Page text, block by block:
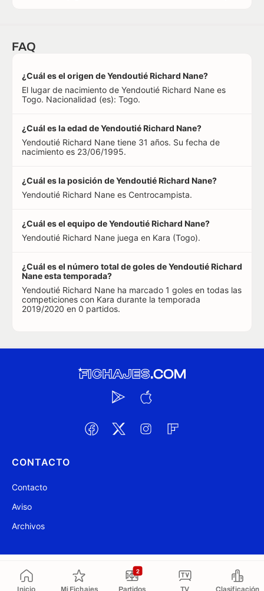
Inicio Mi Fichajes Partidos
2
TV Clasificación
FAQ
¿Cuál es el origen de Yendoutié Richard Nane?
El lugar de nacimiento de Yendoutié Richard Nane es
Togo. Nacionalidad (es): Togo.
¿Cuál es la edad de Yendoutié Richard Nane?
Yendoutié Richard Nane tiene 31 años. Su fecha de
nacimiento es 23/06/1995.
¿Cuál es la posición de Yendoutié Richard Nane?
Yendoutié Richard Nane es Centrocampista.
¿Cuál es el equipo de Yendoutié Richard Nane?
Yendoutié Richard Nane juega en Kara (Togo).
¿Cuál es el número total de goles de Yendoutié Richard
Nane esta temporada?
Yendoutié Richard Nane ha marcado 1 goles en todas las
competiciones con Kara durante la temporada
2019/2020 en 0 partidos.
CONTACTO
Contacto
Aviso
Archivos